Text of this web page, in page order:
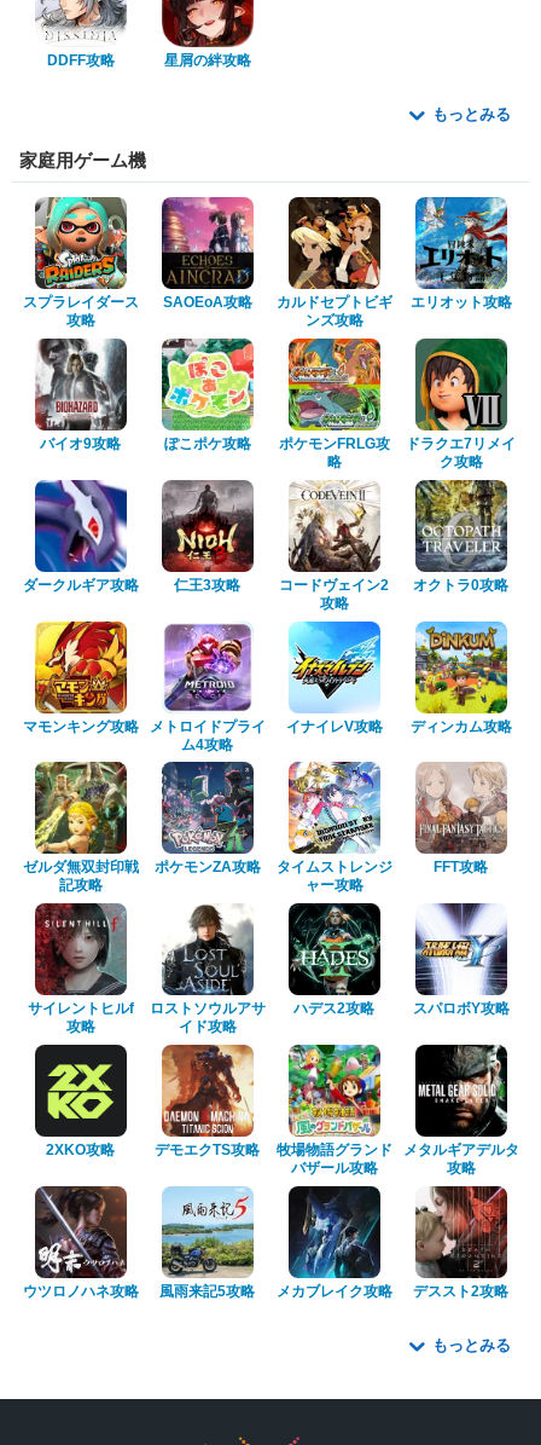
DDFF攻略 星屑の絆攻略
もっとみる
家庭用ゲーム機
スプラレイダース
攻略
SAOEoA攻略
カルドセプトビギ
ンズ攻略
エリオット攻略
バイオ9攻略 ぽこポケ攻略
ポケモンFRLG攻
略
ドラクエ7リメイ
ク攻略
ダークルギア攻略 仁王3攻略
コードヴェイン2
攻略
オクトラ0攻略
マモンキング攻略
メトロイドプライ
ム4攻略
イナイレV攻略 ディンカム攻略
ゼルダ無双封印戦
記攻略
ポケモンZA攻略
タイムストレンジ
ャー攻略
FFT攻略
サイレントヒルf
攻略
ロストソウルアサ
イド攻略
ハデス2攻略 スパロボY攻略
2XKO攻略 デモエクTS攻略
牧場物語グランド
バザール攻略
メタルギアデルタ
攻略
ウツロノハネ攻略 風雨来記5攻略 メカブレイク攻略 デススト2攻略
もっとみる